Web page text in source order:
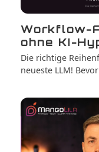
Workflow-
ohne KI-
Die richtige
neueste LLM!